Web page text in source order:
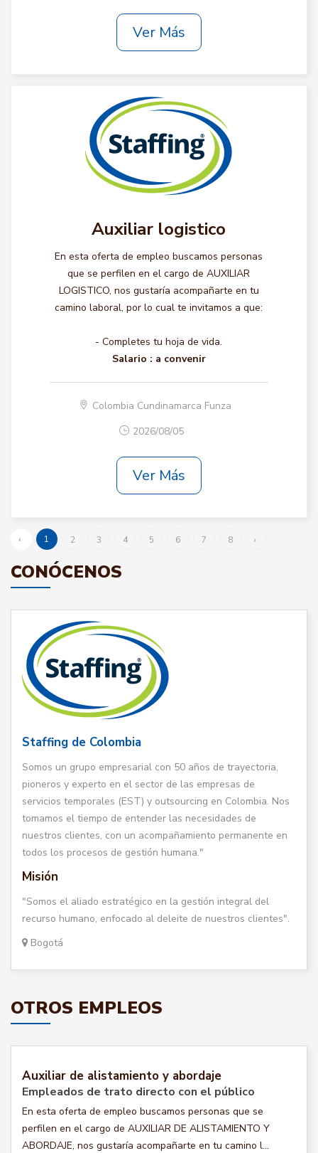
Ver Más
Auxiliar logistico
En esta oferta de empleo buscamos personas
que se perfilen en el cargo de AUXILIAR
LOGISTICO, nos gustaría acompañarte en tu
camino laboral, por lo cual te invitamos a que:
- Completes tu hoja de vida.
Salario : a convenir
Colombia Cundinamarca Funza
2026/08/05
Ver Más
‹ 1 2 3 4 5 6 7 8 ›
CONÓCENOS
Staffing de Colombia
Somos un grupo empresarial con 50 años de trayectoria,
pioneros y experto en el sector de las empresas de
servicios temporales (EST) y outsourcing en Colombia. Nos
tomamos el tiempo de entender las necesidades de
nuestros clientes, con un acompañamiento permanente en
todos los procesos de gestión humana."
Misión
"Somos el aliado estratégico en la gestión integral del
recurso humano, enfocado al deleite de nuestros clientes".
Bogotá
OTROS EMPLEOS
Auxiliar de alistamiento y abordaje
Empleados de trato directo con el público
En esta oferta de empleo buscamos personas que se
perfilen en el cargo de AUXILIAR DE ALISTAMIENTO Y
ABORDAJE, nos gustaría acompañarte en tu camino l...